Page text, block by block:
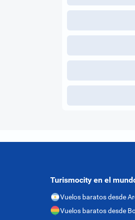
Turismocity en el
Vuelos baratos desde
Vuelos baratos desde